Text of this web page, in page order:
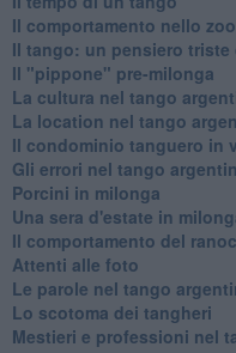
Il comportamento nello
Il tango: un pensiero triste
Il "pippone" pre-milonga
La cultura nel tango
La location nel tango
Il condominio tanguero in
Gli errori nel tango
Porcini in milonga
Una sera d'estate in
Il comportamento del
Attenti alle foto
Le parole nel tango
Lo scotoma dei tangheri
Mestieri e professioni nel